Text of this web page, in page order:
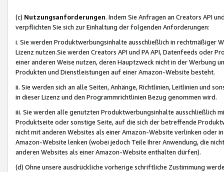
(c) Nutzungsanforderungen. Indem Sie Anfragen an Creators API
verpflichten Sie sich zur Einhaltung der folgenden Anforderungen:
i. Sie werden Produktwerbungsinhalte ausschließlich in rechtmäßiger
Lizenz nutzen.Sie werden Creators API und PA API, Datenfeeds oder
einer anderen Weise nutzen, deren Hauptzweck nicht in der Werbung
Produkten und Dienstleistungen auf einer Amazon-Website besteht.
ii. Sie werden sich an alle Seiten, Anhänge, Richtlinien, Leitlinien und
in dieser Lizenz und den Programmrichtlinien Bezug genommen wird.
iii. Sie werden alle genutzten Produktwerbungsinhalte ausschließlich
Produktseite oder sonstige Seite, auf die sich der betreffende
nicht mit anderen Websites als einer Amazon-Website verlinken oder
Amazon-Website lenken (wobei jedoch Teile Ihrer Anwendung, die
anderen Websites als einer Amazon-Website enthalten dürfen).
(d) Ohne unsere ausdrückliche vorherige schriftliche Zustimmung